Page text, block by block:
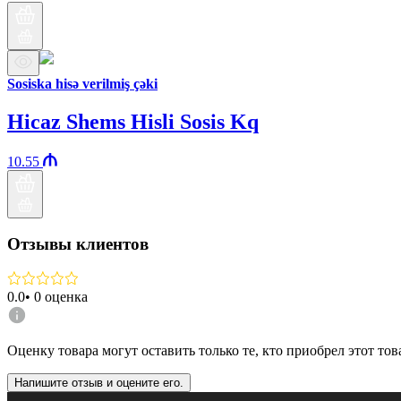
Sosiska hisə verilmiş çəki
Hicaz Shems Hisli Sosis Kq
10.55
Отзывы клиентов
0.0• 0 оценка
Оценку товара могут оставить только те, кто приобрел этот
Напишите отзыв и оцените его.